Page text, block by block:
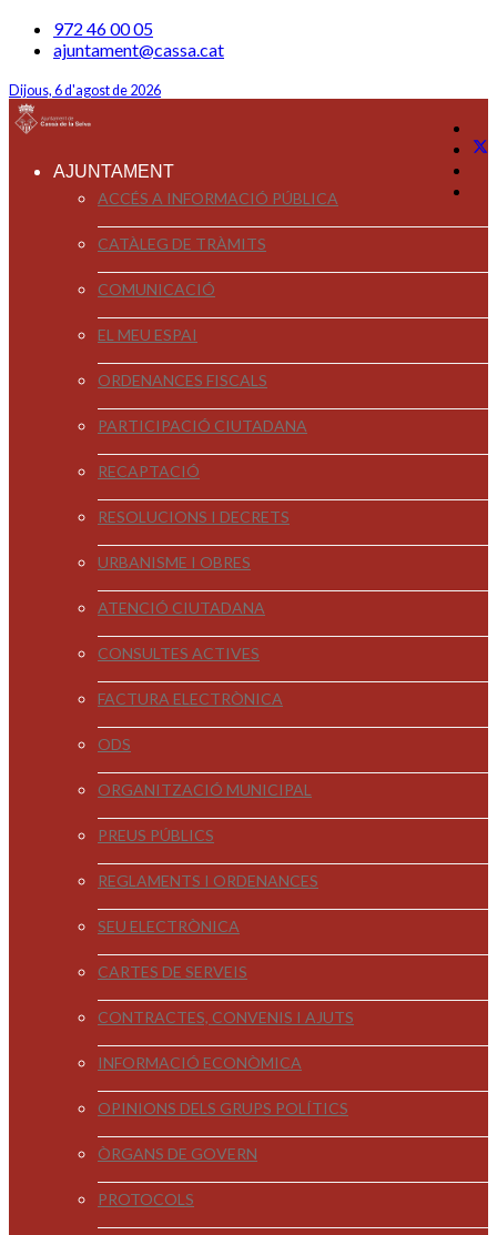
972 46 00 05
ajuntament@cassa.cat
Dijous, 6 d'agost de 2026
AJUNTAMENT
ACCÉS A INFORMACIÓ PÚBLICA
CATÀLEG DE TRÀMITS
COMUNICACIÓ
EL MEU ESPAI
ORDENANCES FISCALS
PARTICIPACIÓ CIUTADANA
RECAPTACIÓ
RESOLUCIONS I DECRETS
URBANISME I OBRES
ATENCIÓ CIUTADANA
CONSULTES ACTIVES
FACTURA ELECTRÒNICA
ODS
ORGANITZACIÓ MUNICIPAL
PREUS PÚBLICS
REGLAMENTS I ORDENANCES
SEU ELECTRÒNICA
CARTES DE SERVEIS
CONTRACTES, CONVENIS I AJUTS
INFORMACIÓ ECONÒMICA
OPINIONS DELS GRUPS POLÍTICS
ÒRGANS DE GOVERN
PROTOCOLS